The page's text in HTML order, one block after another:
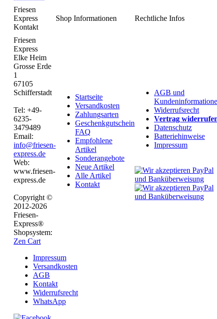
Friesen
Express
Kontakt
Shop Informationen Rechtliche Infos
Friesen
Express
Elke Heim
Grosse Erde
1
67105
Schifferstadt
Tel: +49-
6235-
3479489
Email:
info@friesen-
express.de
Web:
www.friesen-
express.de
Copyright ©
2012-2026
Friesen-
Express®
Shopsystem:
Zen Cart
Startseite
Versandkosten
Zahlungsarten
Geschenkgutschein
FAQ
Empfohlene
Artikel
Sonderangebote
Neue Artikel
Alle Artikel
Kontakt
AGB und
Widerrufsrecht
Vertrag
Datenschutz
Batteriehinweise
Impressum
Impressum
Versandkosten
AGB
Kontakt
Widerrufsrecht
WhatsApp